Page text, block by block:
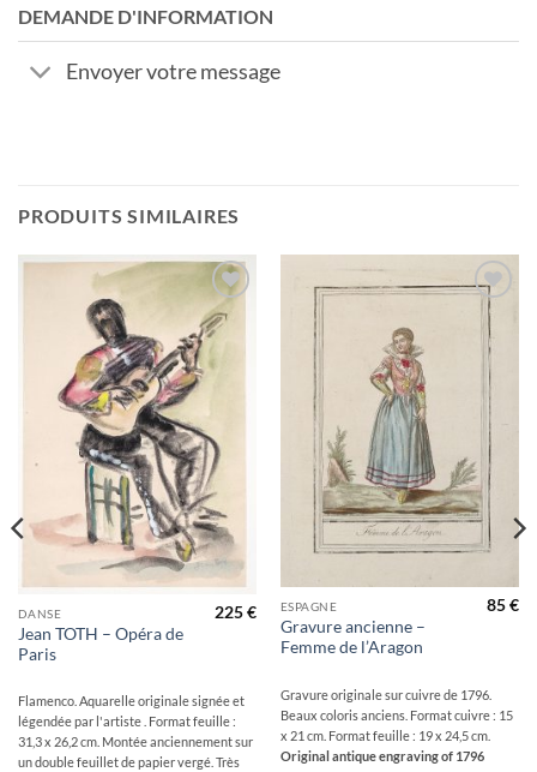
DEMANDE D'INFORMATION
Envoyer votre message
PRODUITS SIMILAIRES
Ajouter
à la
wishlist
DANSE
Jean TOTH – Opéra de
Paris
225€
Flamenco. Aquarelle originale signée et
légendée par l'artiste . Format feuille :
31,3 x 26,2 cm. Montée anciennement sur
un double feuillet de papier vergé. Très
Ajouter
à la
wishlist
ESPAGNE
Gravure ancienne –
Femme de l’Aragon
85€
Gravure originale sur cuivre de 1796.
Beaux coloris anciens. Format cuivre : 15
x 21 cm. Format feuille : 19 x 24,5 cm.
Original antique engraving of 1796